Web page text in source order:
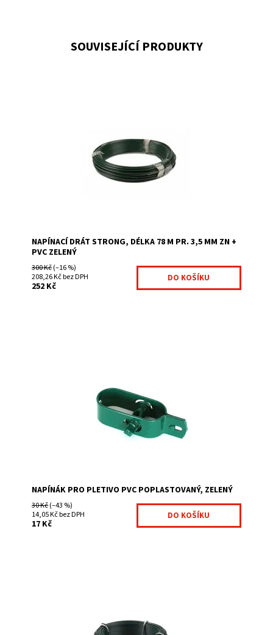
SOUVISEJÍCÍ PRODUKTY
Na centrálním skladě
7018124-92
Fence consulting
NAPÍNACÍ DRÁT STRONG, DÉLKA 78 M PR. 3,5 MM ZN +
PVC ZELENÝ
300 Kč(–16 %)
208,26 Kč bez DPH
252 Kč
nebo napínací mašinka) Napínák se používá: k vypnutí...
Na centrálním skladě
7018339-148
Fence consulting
NAPÍNÁK PRO PLETIVO PVC POPLASTOVANÝ, ZELENÝ
30 Kč(–43 %)
14,05 Kč bez DPH
17 Kč
průměr 2.0 mm ve svitku je 50 bm